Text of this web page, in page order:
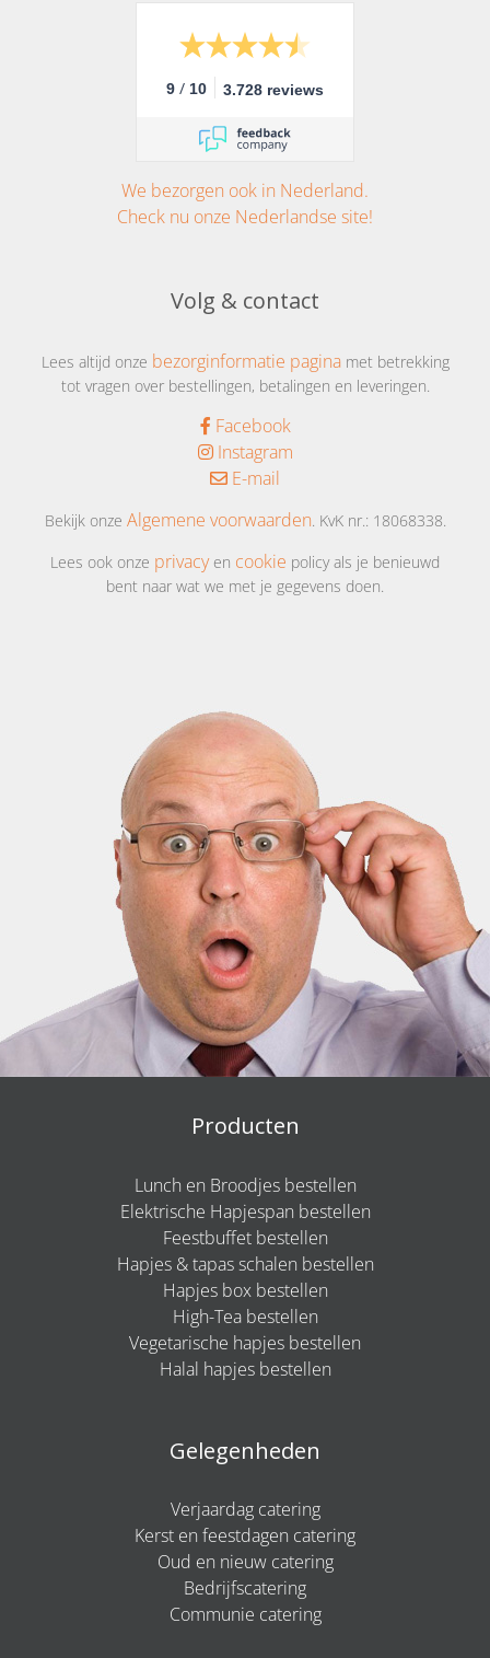
9 / 10 3.728 reviews
We bezorgen ook in Nederland.
Check nu onze Nederlandse site!
Volg & contact
Lees altijd onze bezorginformatie paginamet betrekking
tot vragen over bestellingen, betalingen en leveringen.
Facebook
Instagram
E-mail
Bekijk onze Algemene voorwaarden. KvK nr.: 18068338.
Lees ook onze privacyen cookie policy als je benieuwd
bent naar wat we met je gegevens doen.
Producten
Lunch en Broodjes bestellen
Elektrische Hapjespan bestellen
Feestbuffet bestellen
Hapjes & tapas schalen bestellen
Hapjes box bestellen
High-Tea bestellen
Vegetarische hapjes bestellen
Halal hapjes bestellen
Gelegenheden
Verjaardag catering
Kerst en feestdagen catering
Oud en nieuw catering
Bedrijfscatering
Communie catering